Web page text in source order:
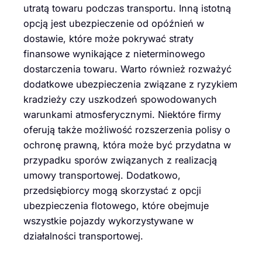
utratą towaru podczas transportu. Inną istotną
opcją jest ubezpieczenie od opóźnień w
dostawie, które może pokrywać straty
finansowe wynikające z nieterminowego
dostarczenia towaru. Warto również rozważyć
dodatkowe ubezpieczenia związane z ryzykiem
kradzieży czy uszkodzeń spowodowanych
warunkami atmosferycznymi. Niektóre firmy
oferują także możliwość rozszerzenia polisy o
ochronę prawną, która może być przydatna w
przypadku sporów związanych z realizacją
umowy transportowej. Dodatkowo,
przedsiębiorcy mogą skorzystać z opcji
ubezpieczenia flotowego, które obejmuje
wszystkie pojazdy wykorzystywane w
działalności transportowej.